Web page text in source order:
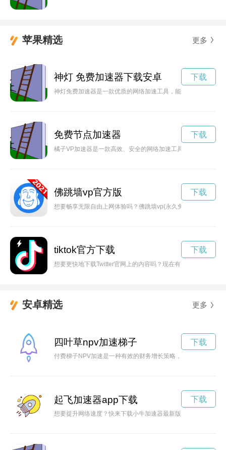
苹果精选 更多
神灯 免费加速器下载安卓
神灯免费加速器是一款优质的网络加速工具，能够帮助用户解
下载
免费节点加速器
橘子VP加速器是一款高效、安全的网络加速工具，能够帮助用
下载
佛跳墙vp官方版
想要畅享无限自由上网体验吗？佛跳墙vp(永久免费)官网将为
下载
tiktok官方下载
想要更快地下载Twitter官网上的内容吗？现在有一款神奇的加
下载
安卓精选 更多
四叶草npv加速梯子
付费梯子NPV加速是一种有效的财务增长策略，能够帮助企业
下载
起飞加速器app下载
想要提升网络速度？快来下载小牛加速器最新版，让你上网体验
下载